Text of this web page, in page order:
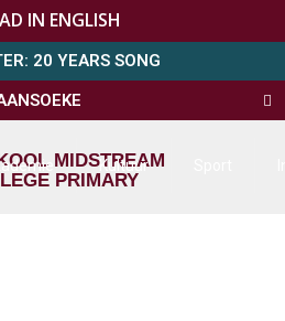
IN ENGLISH
20 YEARS SONG
MIDSTREAM
PRIMARY
Kultuur